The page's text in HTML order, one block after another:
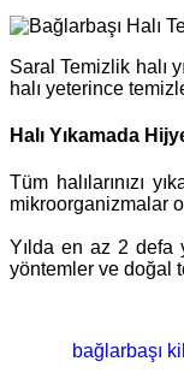
Saral Temizlik halı
halı yeterince
Halı Yıkamada
Tüm halılarınızı
mikroorganizmalar
Yılda en az 2 defa
yöntemler ve doğal
bağlarbaşı